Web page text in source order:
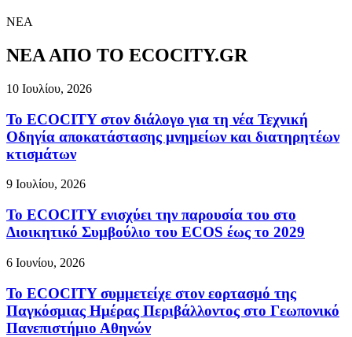
ΝΕΑ
ΝΕΑ ΑΠΟ ΤΟ ECOCITY.GR
10 Ιουλίου, 2026
Το ECOCITY στον διάλογο για τη νέα Τεχνική
Οδηγία αποκατάστασης μνημείων και διατηρητέων
κτισμάτων
9 Ιουλίου, 2026
Το ECOCITY ενισχύει την παρουσία του στο
Διοικητικό Συμβούλιο του ECOS έως το 2029
6 Ιουνίου, 2026
Το ECOCITY συμμετείχε στον εορτασμό της
Παγκόσμιας Ημέρας Περιβάλλοντος στο Γεωπονικό
Πανεπιστήμιο Αθηνών